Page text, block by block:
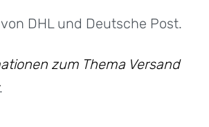
DHL und Deutsche Post.
zum Thema Versand
.